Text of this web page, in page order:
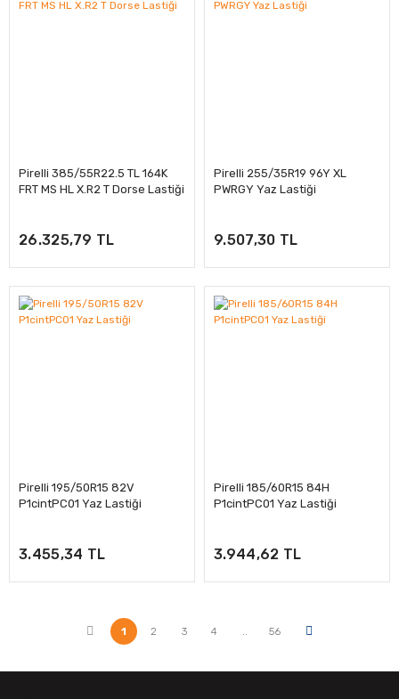
Pirelli 385/55R22.5 TL 164K
FRT MS HL X.R2 T Dorse Lastiği
26.325,79 TL
Pirelli 255/35R19 96Y XL
PWRGY Yaz Lastiği
9.507,30 TL
Pirelli 195/50R15 82V
P1cintPC01 Yaz Lastiği
3.455,34 TL
Pirelli 185/60R15 84H
P1cintPC01 Yaz Lastiği
3.944,62 TL
1 2 3 4 .. 56